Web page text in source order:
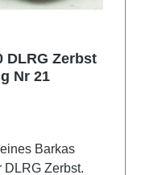
DLRG Zerbst
Nr 21
Barkas
DLRG Zerbst.